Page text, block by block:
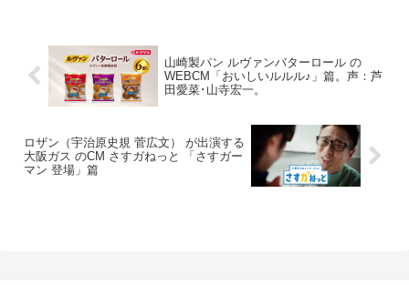
山崎製パン ルヴァンバターロール の
WEBCM「おいしいルルル♪」篇。声：芦
田愛菜･山寺宏一。
ロザン（宇治原史規 菅広文） が出演する
大阪ガス のCM さすガねっと 「さすガー
マン 登場」篇